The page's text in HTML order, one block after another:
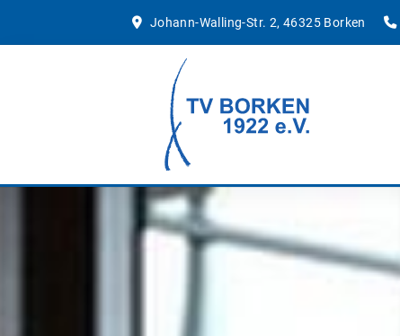
Johann-Walling-Str. 2, 46325 Borken